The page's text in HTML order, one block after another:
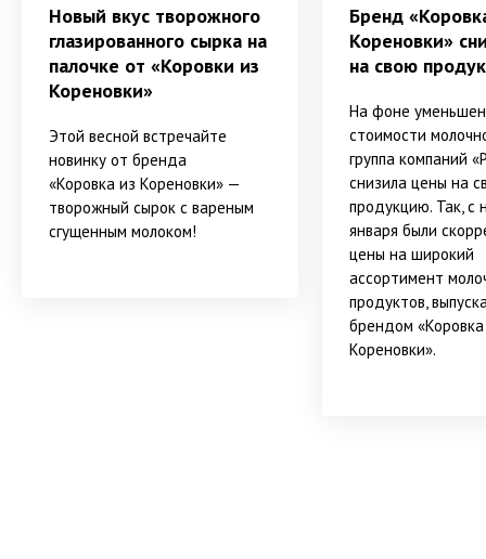
Новый вкус творожного
глазированного сырка на
палочке от «Коровки из
Кореновки»
Этой весной встречайте
новинку от бренда
«Коровка из Кореновки» —
творожный сырок с вареным
сгущенным молоком!
Бренд
Кореновки»
на свою
На фоне
стоимости
группа компаний
снизила цены на
продукцию. Так, с
января были
цены на широкий
ассортимент
продуктов,
брендом
Кореновки».